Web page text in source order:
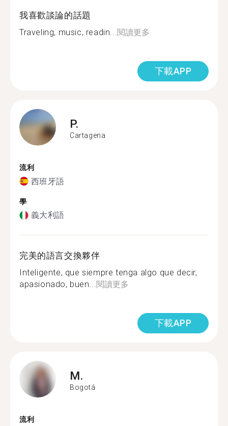
我喜歡談論的話題
Traveling, music, readin...閱讀更多
下載APP
P.
Cartagena
流利
西班牙語
學
義大利語
完美的語言交換夥伴
Inteligente, que siempre tenga algo que decir,
apasionado, buen...閱讀更多
下載APP
M.
Bogotá
流利